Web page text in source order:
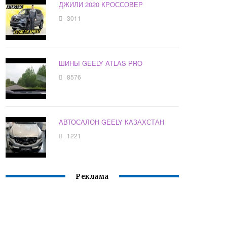
ДЖИЛИ 2020 КРОССОВЕР
3011
ШИНЫ GEELY ATLAS PRO
8576
АВТОСАЛОН GEELY КАЗАХСТАН
1221
Реклама